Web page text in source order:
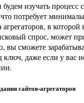
изучать процесс
что потребует
в которой
спрос, может
вы сможете
ключ, даже если у вас
сайтов-агрегаторов